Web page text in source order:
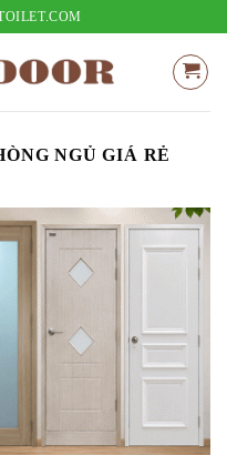
NGỦ GIÁ RẺ